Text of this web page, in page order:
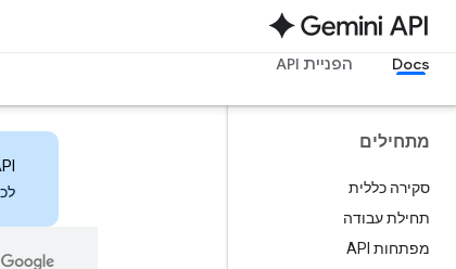
Docs הפניית API
מתחילים
סקירה כללית
תחילת עבודה
מפתחות API